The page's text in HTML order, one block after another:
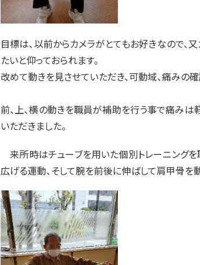
目標は、以前からカメラがとてもお好きなので、
たいと仰っておられます。
改めて動きを見させていただき、可動域、痛みの
前、上、横の動きを職員が補助を行う事で痛みは
いただきました。
来所時はチューブを用いた個別トレーニング
広げる運動、そして腕を前後に伸ばして肩甲骨を